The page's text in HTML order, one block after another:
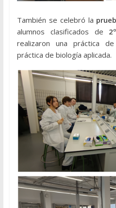
También se celebró la
alumnos clasificados de
realizaron una práctica
práctica de biología aplicada.